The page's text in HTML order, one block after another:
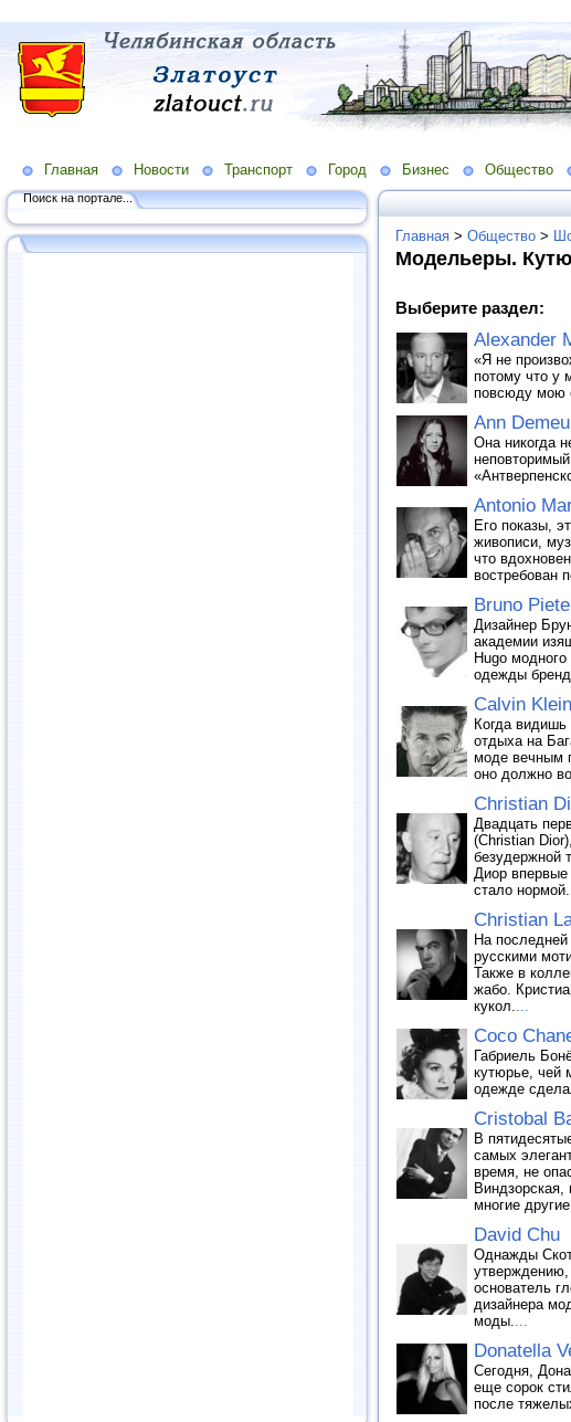
Главная Новости Транспорт Город Бизнес Общество
Поиск на портале...
Главная > Общество >
Модельеры.
Выберите раздел:
Alexander
«Я не
потому что у
повсюду мою
Ann
Она никогда
Antonio
Его показы,
живописи,
что
востребован
Bruno
Дизайнер
академии
Hugo
одежды
Calvin Klein
Когда
отдыха на
моде вечным
оно должно
Christian
Двадцать
(Christian
безудержной
Диор впервые
стало нормой.
Christian
На
русскими
Также в
жабо.
кукол....
Coco
Габриель
кутюрье, чей
одежде
Cristobal
В
самых
время, не
многие
David Chu
Однажды
утверждению,
основатель
дизайнера
моды....
Donatella
Сегодня,
еще сорок
после